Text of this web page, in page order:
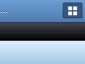
Форум игрового проекта Riverrise